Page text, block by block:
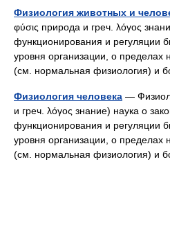
Физиология животных и
φύσις природа и греч. λόγος
функционирования и регуляции
уровня организации, о
(см. нормальная физиология) и
Физиология человека —
и греч. λόγος знание) наука о
функционирования и регуляции
уровня организации, о
(см. нормальная физиология) и